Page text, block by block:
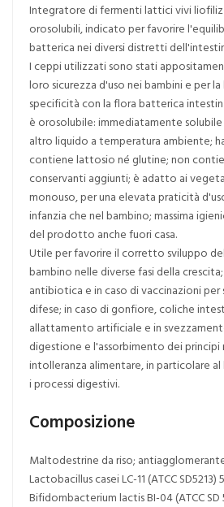
Integratore di fermenti lattici vivi
orosolubili, indicato per favorire
batterica nei diversi distretti
I ceppi utilizzati sono stati
loro sicurezza d'uso nei bambini e per
specificità con la flora batterica
è orosolubile: immediatamente
altro liquido a temperatura ambiente;
contiene lattosio né glutine; non
conservanti aggiunti; è adatto ai
monouso, per una elevata praticità
infanzia che nel bambino; massima
del prodotto anche fuori casa.
Utile per favorire il corretto sviluppo
bambino nelle diverse fasi della
antibiotica e in caso di vaccinazioni
difese; in caso di gonfiore, coliche
allattamento artificiale e in
digestione e l'assorbimento dei principi
intolleranza alimentare, in particolare
i processi digestivi.
Composizione
Maltodestrine da riso;
Lactobacillus casei LC-11 (ATCC SD5213)
Bifidombacterium lactis BI-04 (ATCC SD